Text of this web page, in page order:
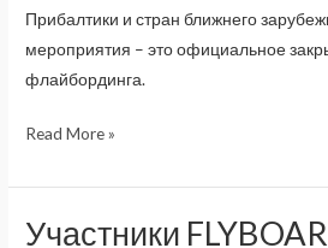
Прибалтики и стран ближнего
мероприятия – это официальное
флайбординга.
FLYBOARD-
WEEKEND
2018
Read More »
Участники